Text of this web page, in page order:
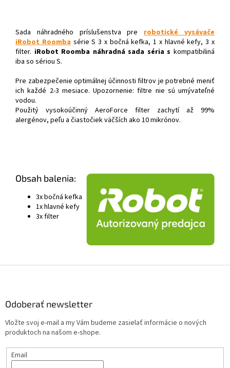
Sada náhradného príslušenstva prerobotické vysávače
iRobot Roombasérie S 3 x bočná kefka, 1 x hlavné kefy, 3 x
filter. iRobot Roomba náhradná sada séria s kompatibiliná
iba so sériou S.
Pre zabezpečenie optimálnej účinnosti filtrov je potrebné meniť
ich každé 2-3 mesiace. Upozornenie: filtre nie sú umývateľné
vodou.
Použitý vysokoúčinný AeroForce filter zachytí až 99%
alergénov, peľu a čiastočiek väčších ako 10 mikrónov.
Obsah balenia:
3x bočná kefka
1x hlavné kefy
3x filter
Odoberať newsletter
Vložte svoj e-mail a my Vám budeme zasielať informácie o nových
produktoch na našom e-shope.
Email